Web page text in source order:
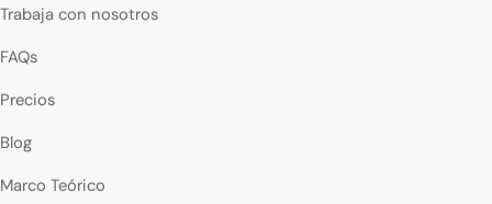
Trabaja con nosotros
FAQs
Precios
Blog
Marco Teórico